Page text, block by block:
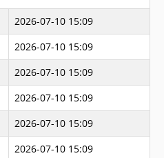
2026-07-10 15:09
2026-07-10 15:09
2026-07-10 15:09
2026-07-10 15:09
2026-07-10 15:09
2026-07-10 15:09